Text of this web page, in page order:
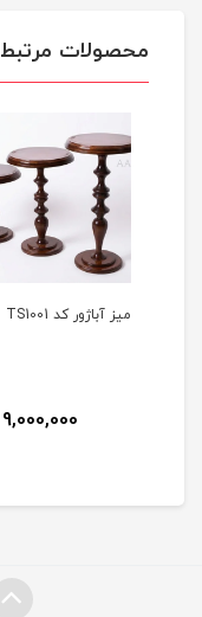
محصولات مرتبط
میز آباژور کد TS1001
9,000,000